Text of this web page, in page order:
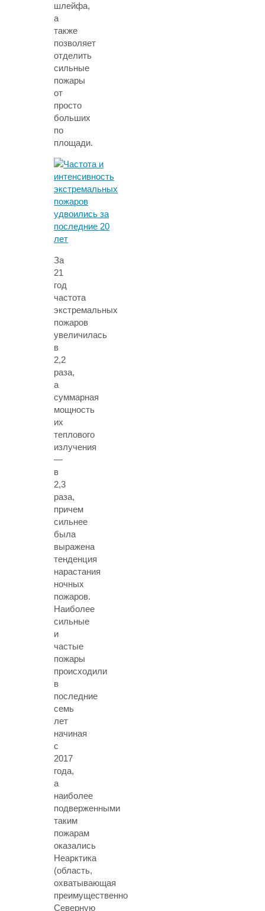
шлейфа,
а
также
позволяет
отделить
сильные
пожары
от
просто
больших
по
площади.
За
21
год
частота
экстремальных
пожаров
увеличилась
в
2,2
раза,
а
суммарная
мощность
их
теплового
излучения
—
в
2,3
раза,
причем
сильнее
была
выражена
тенденция
нарастания
ночных
пожаров.
Наиболее
сильные
и
частые
пожары
происходили
в
последние
семь
лет
начиная
с
2017
года,
а
наиболее
подверженными
таким
пожарам
оказались
Неарктика
(область,
охватывающая
преимущественно
Северную